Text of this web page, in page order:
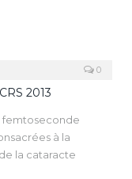
faire la
débutante.
utiles à
0
2013
femtoseconde
à la
la cataracte